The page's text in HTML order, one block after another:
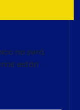
no será
están